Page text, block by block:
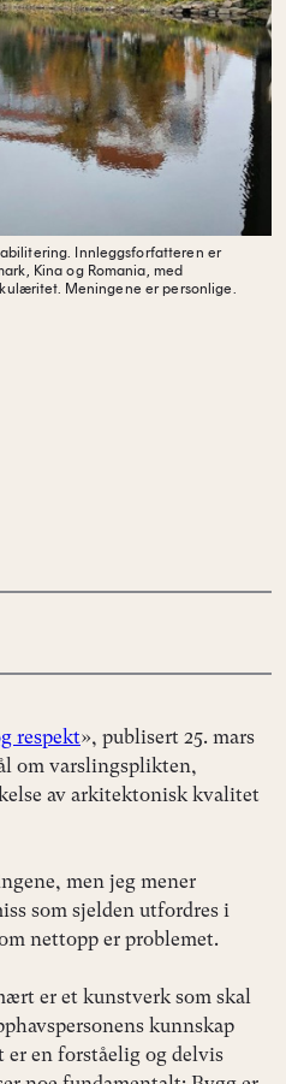
Innleggsforfatteren er
Kina og Romania, med
Meningene er personlige.
respekt», publisert 25. mars
om varslingsplikten,
av arkitektonisk kvalitet
men jeg mener
som sjelden utfordres i
nettopp er problemet.
er et kunstverk som skal
kunnskap
en forståelig og delvis